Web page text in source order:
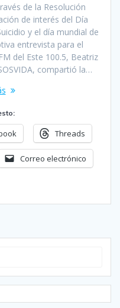
de la Resolución
de interés del Día
y el día mundial de
entrevista para el
del Este 100.5, Beatriz
compartió la…
Threads
Correo electrónico